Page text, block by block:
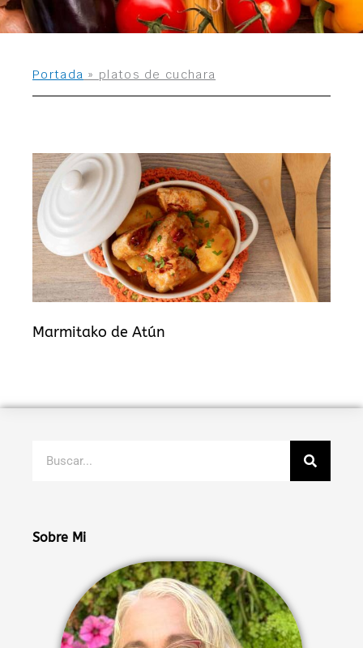
Portada » platos de cuchara
Marmitako de Atún
Sobre Mi